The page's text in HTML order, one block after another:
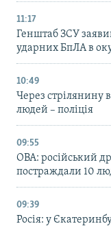
11:17
Генштаб ЗСУ
ударних БпЛА в
10:49
Через стрілянину
людей – поліція
09:55
ОВА: російський
постраждали 10
09:39
Росія: у